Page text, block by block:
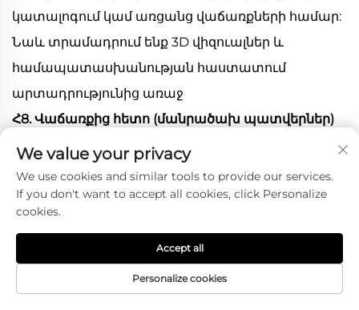
կատալոգում կամ առցանց վաճառքների համար:
Նաև տրամադրում ենք 3D վիզուալներ և
համապատասխանության հաստատում
արտադրությունից առաջ
Հ8. Վաճառքից հետո (մանրածախ պատվերներ)
* Երաշխիք. Կառուցվածքային երաշխիք՝ 3 տարի
սովորական ճանապարհային օգտագործման
դեպքում:
ընթացքում կարող եք վերադարձման/գումարի
վերադարձման հայտ filed կատարել Alibaba-ում
լուրջ որակի խնդիրների կամ սպեցիֆիկացիայի
We value your privacy
We use cookies and similar tools to provide our services.
If you don't want to accept all cookies, click Personalize
cookies.
Personalize cookies
Accept all